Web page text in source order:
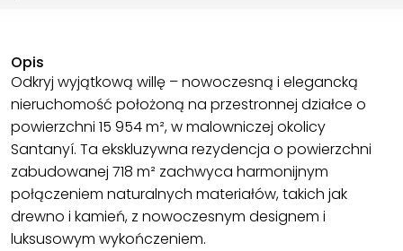
Opis
Odkryj wyjątkową willę – nowoczesną i elegancką
nieruchomość położoną na przestronnej działce o
powierzchni 15 954 m², w malowniczej okolicy
Santanyí. Ta ekskluzywna rezydencja o powierzchni
zabudowanej 718 m² zachwyca harmonijnym
połączeniem naturalnych materiałów, takich jak
drewno i kamień, z nowoczesnym designem i
luksusowym wykończeniem.